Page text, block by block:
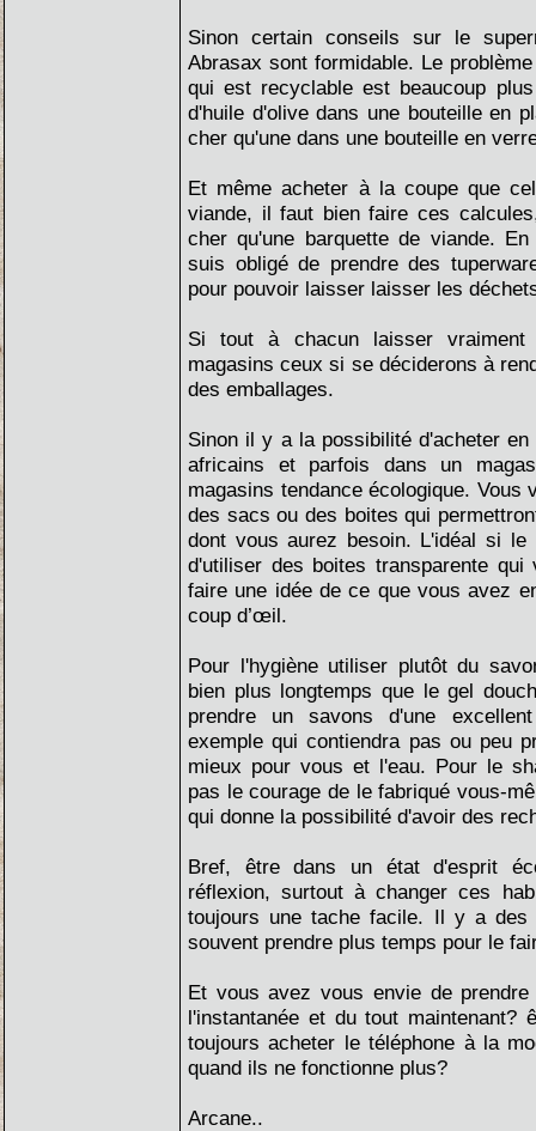
Sinon certain conseils sur le
Abrasax sont formidable. Le
qui est recyclable est beaucoup
d'huile d'olive dans une bouteille en
cher qu'une dans une bouteille en
Et même acheter à la coupe que
viande, il faut bien faire ces
cher qu'une barquette de viande.
suis obligé de prendre des
pour pouvoir laisser laisser les
Si tout à chacun laisser
magasins ceux si se déciderons à
des emballages.
Sinon il y a la possibilité d'acheter
africains et parfois dans un
magasins tendance écologique. Vous
des sacs ou des boites qui
dont vous aurez besoin. L'idéal si
d'utiliser des boites transparente qui
faire une idée de ce que vous avez
coup d’œil.
Pour l'hygiène utiliser plutôt du
bien plus longtemps que le gel
prendre un savons d'une
exemple qui contiendra pas ou peu
mieux pour vous et l'eau. Pour le
pas le courage de le fabriqué vous-
qui donne la possibilité d'avoir des
Bref, être dans un état d'esprit
réflexion, surtout à changer ces
toujours une tache facile. Il y a
souvent prendre plus temps pour le
Et vous avez vous envie de
l'instantanée et du tout maintenant?
toujours acheter le téléphone à la
quand ils ne fonctionne plus?
Arcane..